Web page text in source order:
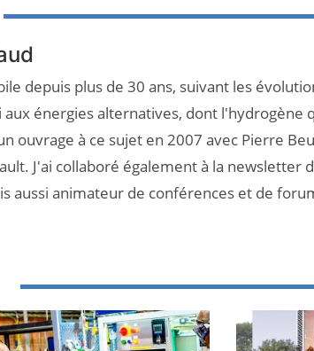
depuis plus de 30 ans, suivant les
énergies alternatives, dont l'hydrogène
ouvrage à ce sujet en 2007 avec Pierre
J'ai collaboré également à la newsletter
aussi animateur de conférences et de